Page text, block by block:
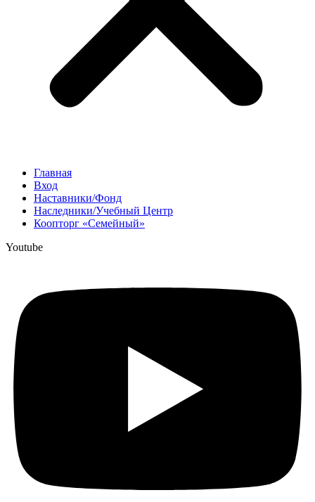
Главная
Вход
Наставники/Фонд
Наследники/Учебный Центр
Коопторг «Семейный»
Youtube